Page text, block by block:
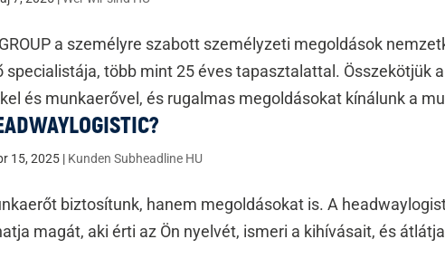
a személyre szabott személyzeti megoldások
specialistája, több mint 25 éves tapasztalattal. Összekötjük
és munkaerővel, és rugalmas megoldásokat kínálunk a
15, 2025 | Kunden Subheadline HU
biztosítunk, hanem megoldásokat is. A
magát, aki érti az Ön nyelvét, ismeri a kihívásait, és